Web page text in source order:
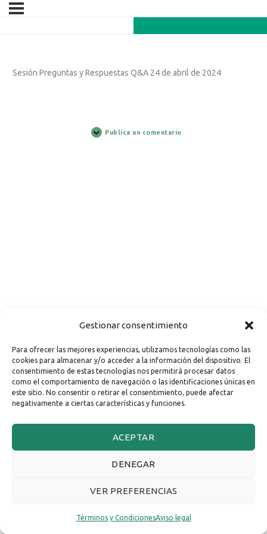
Gestionar consentimiento
Para ofrecer las mejores experiencias, utilizamos tecnologías como las
cookies para almacenar y/o acceder a la información del dispositivo. El
consentimiento de estas tecnologías nos permitirá procesar datos
como el comportamiento de navegación o las identificaciones únicas en
este sitio. No consentir o retirar el consentimiento, puede afectar
negativamente a ciertas características y funciones.
ACEPTAR
DENEGAR
VER PREFERENCIAS
Términos y CondicionesAviso legal
Sesión Preguntas y Respuestas Q&A 24 de abril de 2024
Publica un comentario